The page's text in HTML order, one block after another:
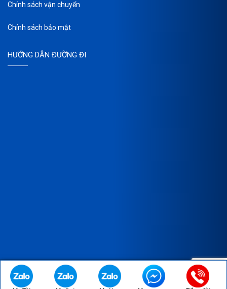
Chính sách vận chuyển
Chính sách bảo mật
HƯỚNG DẪN ĐƯỜNG ĐI
Copyright © 2023 Bản quyền thuộc về CÔNG TY TNHH XNK SX
TM THÀNH VINH.